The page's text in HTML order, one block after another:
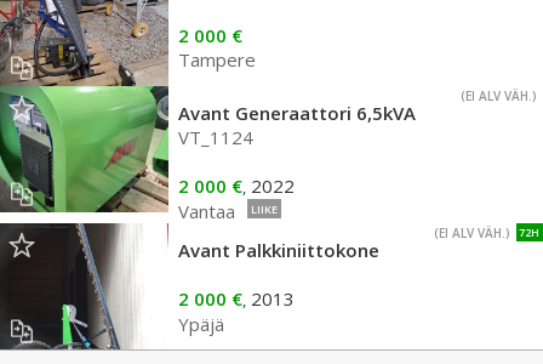
2 000 €
Tampere
(EI ALV VÄH.)
Avant Generaattori 6,5kVA
VT_1124
2 000 €, 2022
Vantaa
LIIKE
72H
(EI ALV VÄH.)
Avant Palkkiniittokone
2 000 €, 2013
Ypäjä